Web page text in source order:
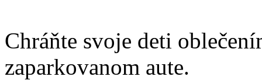
Chráňte svoje deti
zaparkovanom aute.